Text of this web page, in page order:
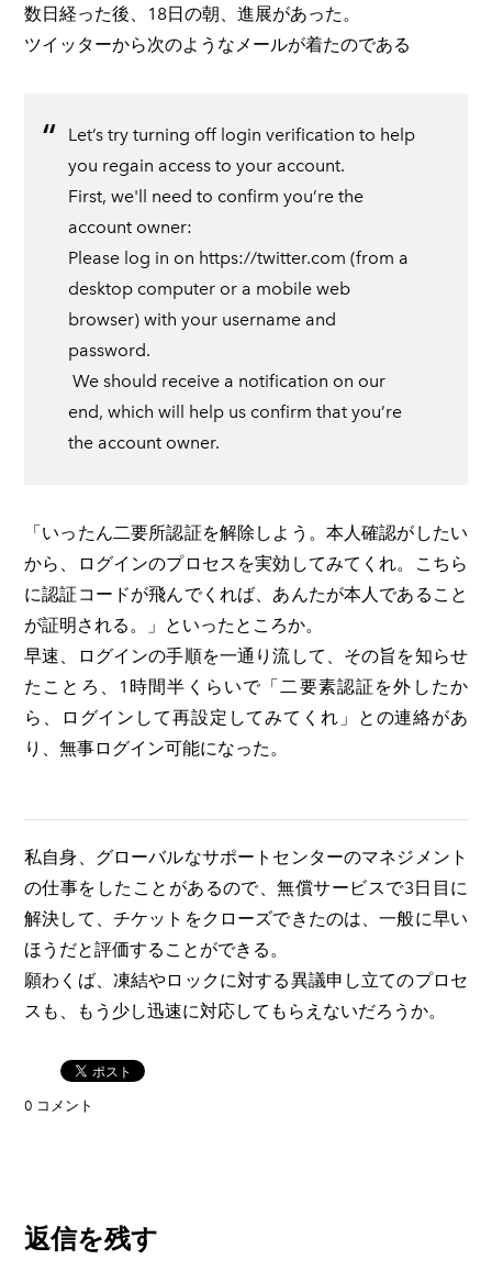
数日経った後、18日の朝、進展があった。
ツイッターから次のようなメールが着たのである
Let’s try turning off login verification to help
you regain access to your account.
First, we'll need to confirm you’re the
account owner:
Please log in on https://twitter.com (from a
desktop computer or a mobile web
browser) with your username and
password.
​ We should receive a notification on our
end, which will help us confirm that you’re
the account owner.
「いったん二要所認証を解除しよう。本人確認がしたい
から、ログインのプロセスを実効してみてくれ。こちら
に認証コードが飛んでくれば、あんたが本人であること
が証明される。」といったところか。
早速、ログインの手順を一通り流して、その旨を知らせ
たことろ、1時間半くらいで「二要素認証を外したか
ら、ログインして再設定してみてくれ」との連絡があ
り、無事ログイン可能になった。
私自身、グローバルなサポートセンターのマネジメント
の仕事をしたことがあるので、無償サービスで3日目に
解決して、チケットをクローズできたのは、一般に早い
ほうだと評価することができる。
願わくば、凍結やロックに対する異議申し立てのプロセ
スも、もう少し迅速に対応してもらえないだろうか。
0 コメント
返信を残す